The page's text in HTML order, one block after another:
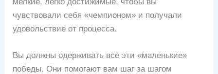
чувствовали себя «чемпионом» и получали
удовольствие от процесса.
Вы должны одерживать все эти «маленькие»
победы. Они помогают вам шаг за шагом